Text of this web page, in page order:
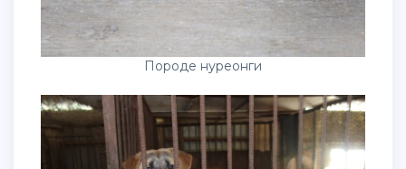
Породе нуреонги